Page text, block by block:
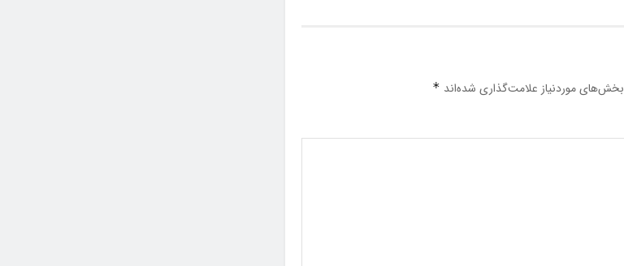
بخش‌های موردنیاز علامت‌گذاری شده‌اند *